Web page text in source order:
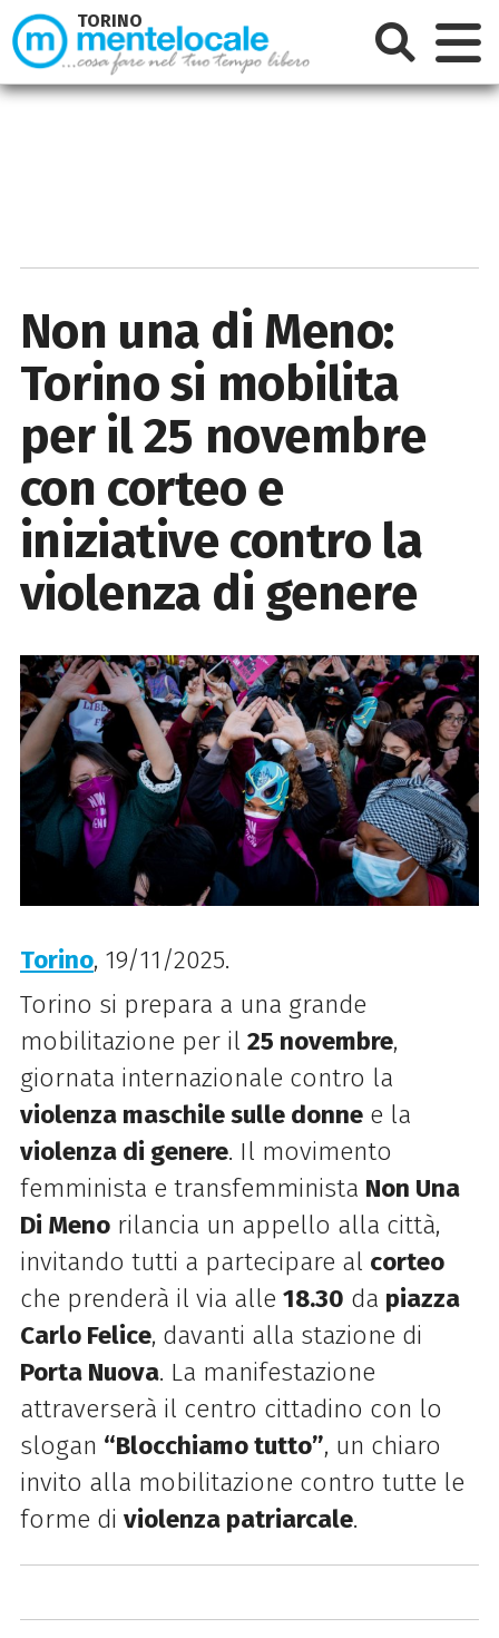
Non una di Meno:
Torino si mobilita
per il 25 novembre
con corteo e
iniziative contro la
violenza di genere
Torino, 19/11/2025.
Torino si prepara a una grande
mobilitazione per il 25 novembre,
giornata internazionale contro la
violenza maschile sulle donnee la
violenza di genere. Il movimento
femminista e transfemminista Non Una
Di Menorilancia un appello alla città,
invitando tutti a partecipare al corteo
che prenderà il via alle 18.30 da piazza
Carlo Felice, davanti alla stazione di
Porta Nuova. La manifestazione
attraverserà il centro cittadino con lo
slogan “Blocchiamo tutto”, un chiaro
invito alla mobilitazione contro tutte le
forme di violenza patriarcale.
TORINO